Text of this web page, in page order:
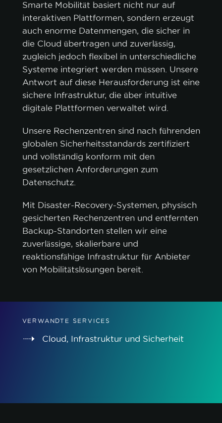
Smarte Mobilität basiert nicht nur auf
interaktiven Plattformen, sondern erzeugt
auch enorme Datenmengen, die sicher in
die Cloud übertragen und zuverlässig,
zugleich jedoch flexibel in unterschiedliche
Systeme integriert werden müssen. Unsere
Antwort auf diese Herausforderung ist eine
sichere Infrastruktur, die über intuitive
digitale Plattformen verwaltet wird.
Unsere Rechenzentren sind nach führenden
globalen Sicherheitsstandards zertifiziert
und vollständig konform mit den
gesetzlichen Anforderungen zum
Datenschutz.
Mit Disaster-Recovery-Systemen, physisch
gesicherten Rechenzentren und entfernten
Backup-Standorten stellen wir eine
zuverlässige, skalierbare und
reaktionsfähige Infrastruktur für Anbieter
von Mobilitätslösungen bereit.
VERWANDTE SERVICES
Cloud, Infrastruktur und Sicherheit